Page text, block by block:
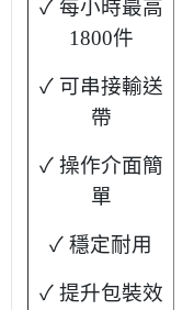
✓ 每小時最高
1800件
✓ 可串接輸送
帶
✓ 操作介面簡
單
✓ 穩定耐用
✓ 提升包裝效